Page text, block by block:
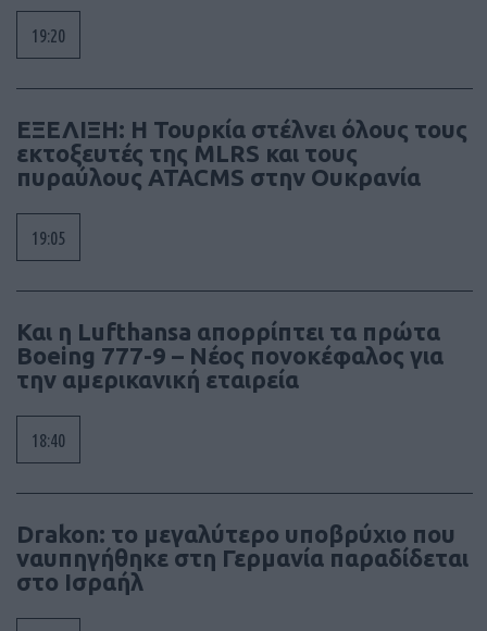
19:20
ΕΞΕΛΙΞΗ: H Τουρκία στέλνει όλους τους
εκτοξευτές της MLRS και τους
πυραύλους ATACMS στην Ουκρανία
19:05
Και η Lufthansa απορρίπτει τα πρώτα
Boeing 777-9 – Νέος πονοκέφαλος για
την αμερικανική εταιρεία
18:40
Drakon: το μεγαλύτερο υποβρύχιο που
ναυπηγήθηκε στη Γερμανία παραδίδεται
στο Ισραήλ